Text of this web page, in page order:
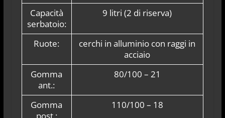
Capacità
serbatoio:
9 litri (2 di riserva)
Ruote:
cerchi in alluminio con raggi in
acciaio
Gomma
ant.:
80/100 – 21
Gomma
110/100 – 18